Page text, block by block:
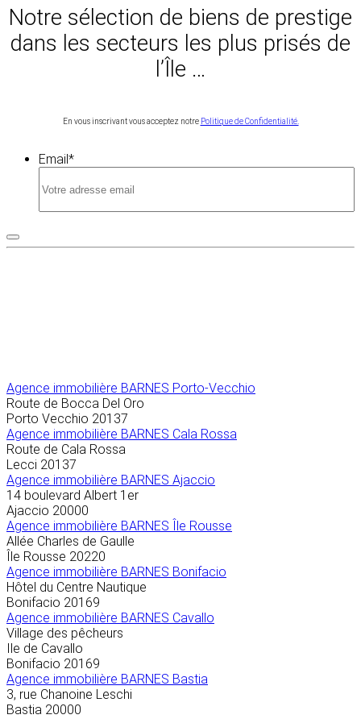
Notre sélection de biens de prestige
dans les secteurs les plus prisés de
l’Île …
En vous inscrivant vous acceptez notre Politique de Confidentialité.
Email*
Agence immobilière BARNES Porto-Vecchio
Route de Bocca Del Oro
Porto Vecchio 20137
Agence immobilière BARNES Cala Rossa
Route de Cala Rossa
Lecci 20137
Agence immobilière BARNES Ajaccio
14 boulevard Albert 1er
Ajaccio 20000
Agence immobilière BARNES Île Rousse
Allée Charles de Gaulle
Île Rousse 20220
Agence immobilière BARNES Bonifacio
Hôtel du Centre Nautique
Bonifacio 20169
Agence immobilière BARNES Cavallo
Village des pêcheurs
Ile de Cavallo
Bonifacio 20169
Agence immobilière BARNES Bastia
3, rue Chanoine Leschi
Bastia 20000